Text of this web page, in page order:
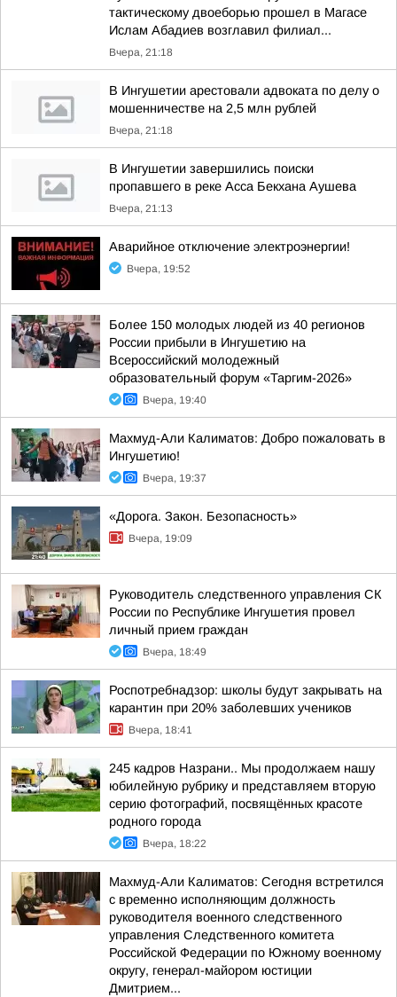
тактическому двоеборью прошел в Магасе
Ислам Абадиев возглавил филиал...
Вчера, 21:18
В Ингушетии арестовали адвоката по делу о
мошенничестве на 2,5 млн рублей
Вчера, 21:18
В Ингушетии завершились поиски
пропавшего в реке Асса Бекхана Аушева
Вчера, 21:13
Аварийное отключение электроэнергии!
Вчера, 19:52
Более 150 молодых людей из 40 регионов
России прибыли в Ингушетию на
Всероссийский молодежный
образовательный форум «Таргим-2026»
Вчера, 19:40
Махмуд-Али Калиматов: Добро пожаловать в
Ингушетию!
Вчера, 19:37
«Дорога. Закон. Безопасность»
Вчера, 19:09
Руководитель следственного управления СК
России по Республике Ингушетия провел
личный прием граждан
Вчера, 18:49
Роспотребнадзор: школы будут закрывать на
карантин при 20% заболевших учеников
Вчера, 18:41
245 кадров Назрани.. Мы продолжаем нашу
юбилейную рубрику и представляем вторую
серию фотографий, посвящённых красоте
родного города
Вчера, 18:22
Махмуд-Али Калиматов: Сегодня встретился
с временно исполняющим должность
руководителя военного следственного
управления Следственного комитета
Российской Федерации по Южному военному
округу, генерал-майором юстиции
Дмитрием...